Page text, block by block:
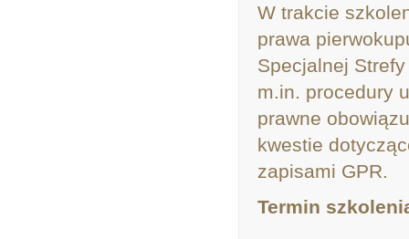
W trakcie
prawa
Specjalnej
m.in. procedury
prawne
kwestie
zapisami GPR.
Termin